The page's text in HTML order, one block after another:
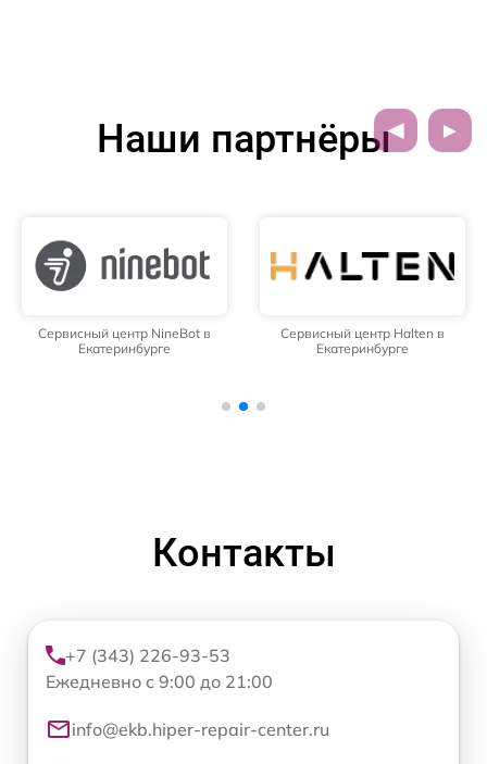
Наши партнёры
Сервисный центр NineBot в
Екатеринбурге
Сервисный центр Halten в
Екатеринбурге
Контакты
+7 (343) 226-93-53
Ежедневно с 9:00 до 21:00
info@ekb.hiper-repair-center.ru